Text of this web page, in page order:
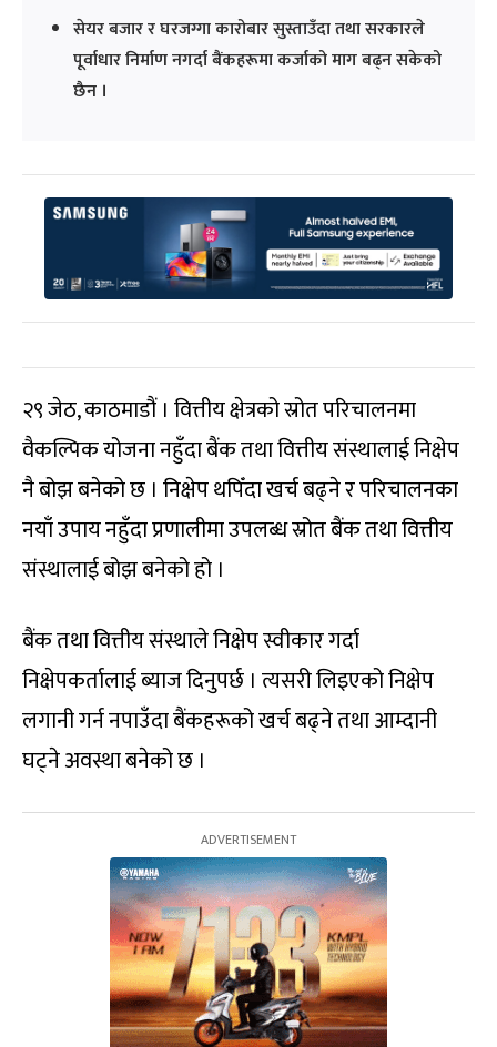
सेयर बजार र घरजग्गा कारोबार सुस्ताउँदा तथा सरकारले
पूर्वाधार निर्माण नगर्दा बैंकहरूमा कर्जाको माग बढ्न सकेको
छैन ।
२९ जेठ, काठमाडौं । वित्तीय क्षेत्रको स्रोत परिचालनमा
वैकल्पिक योजना नहुँदा बैंक तथा वित्तीय संस्थालाई निक्षेप
नै बोझ बनेको छ । निक्षेप थपिँदा खर्च बढ्ने र परिचालनका
नयाँ उपाय नहुँदा प्रणालीमा उपलब्ध स्रोत बैंक तथा वित्तीय
संस्थालाई बोझ बनेको हो ।
बैंक तथा वित्तीय संस्थाले निक्षेप स्वीकार गर्दा
निक्षेपकर्तालाई ब्याज दिनुपर्छ । त्यसरी लिइएको निक्षेप
लगानी गर्न नपाउँदा बैंकहरूको खर्च बढ्ने तथा आम्दानी
घट्ने अवस्था बनेको छ ।